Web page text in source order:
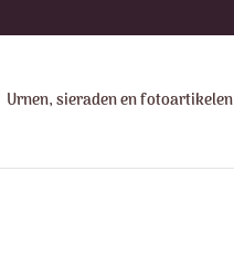
Urnen, sieraden en fotoartikelen